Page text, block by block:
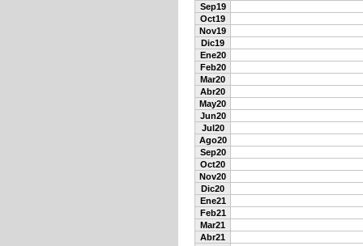
Sep19
Oct19
Nov19
Dic19
Ene20
Feb20
Mar20
Abr20
May20
Jun20
Jul20
Ago20
Sep20
Oct20
Nov20
Dic20
Ene21
Feb21
Mar21
Abr21